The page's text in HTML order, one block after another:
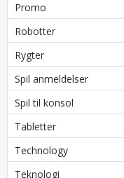
Promo
Robotter
Rygter
Spil anmeldelser
Spil til konsol
Tabletter
Technology
Teknologi